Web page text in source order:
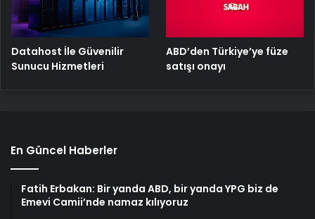
Datahost İle Güvenilir
Sunucu Hizmetleri
ABD’den Türkiye’ye füze
satışı onayı
En Güncel Haberler
Fatih Erbakan: Bir yanda ABD, bir yanda YPG biz de
Emevi Camii’nde namaz kılıyoruz